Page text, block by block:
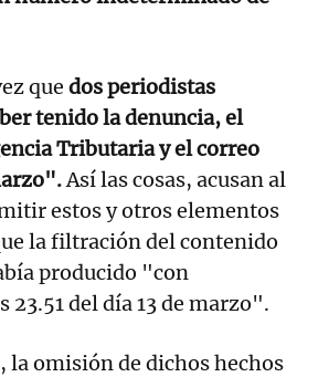
que dos periodistas
tenido la denuncia, el
Tributaria y el correo
Así las cosas, acusan al
estos y otros elementos
la filtración del contenido
producido "con
23.51 del día 13 de marzo".
la omisión de dichos hechos